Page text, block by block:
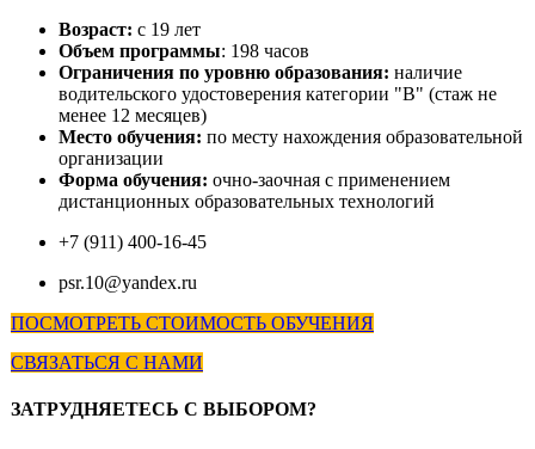
Возраст: с 19 лет
Объем программы: 198 часов
Ограничения по уровню образования: наличие
водительского удостоверения категории "В" (стаж не
менее 12 месяцев)
Место обучения: по месту нахождения образовательной
организации
Форма обучения: очно-заочная с применением
дистанционных образовательных технологий
+7 (911) 400-16-45
psr.10@yandex.ru
ПОСМОТРЕТЬ СТОИМОСТЬ ОБУЧЕНИЯ
СВЯЗАТЬСЯ С НАМИ
ЗАТРУДНЯЕТЕСЬ С ВЫБОРОМ?